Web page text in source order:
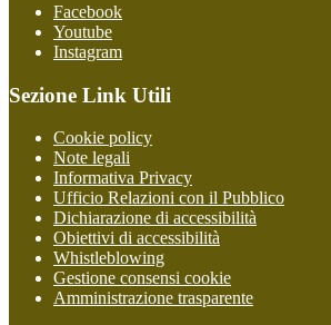
Facebook
Youtube
Instagram
Sezione Link Utili
Cookie policy
Note legali
Informativa Privacy
Ufficio Relazioni con il Pubblico
Dichiarazione di accessibilità
Obiettivi di accessibilità
Whistleblowing
Gestione consensi cookie
Amministrazione trasparente